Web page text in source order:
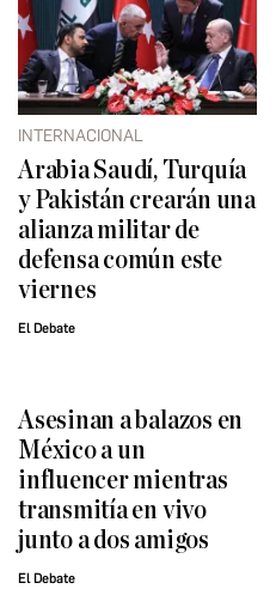
INTERNACIONAL
Arabia Saudí, Turquía
y Pakistán crearán una
alianza militar de
defensa común este
viernes
El Debate
Asesinan a balazos en
México a un
influencer mientras
transmitía en vivo
junto a dos amigos
El Debate